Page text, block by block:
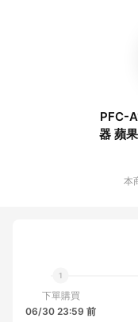
PFC-
器 蘋
本
下單購買
06/30 23:59 前